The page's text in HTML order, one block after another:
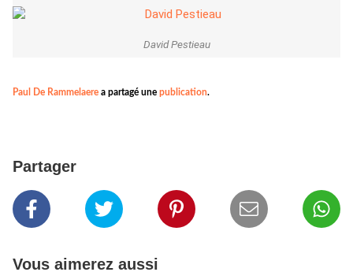
David Pestieau
Paul De Rammelaere a partagé une publication.
Partager
Vous aimerez aussi